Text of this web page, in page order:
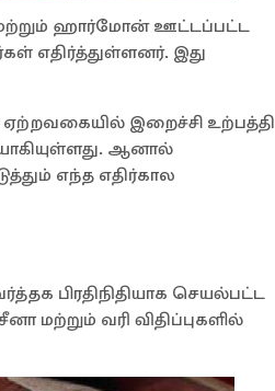
மற்றும் ஹார்மோன் ஊட்டப்பட்ட
எதிர்த்துள்ளனர். இது
ஏற்றவகையில் இறைச்சி உற்பத்தி
ஆனால்
எந்த எதிர்கால
பிரதிநிதியாக செயல்பட்ட
மற்றும் வரி விதிப்புகளில்